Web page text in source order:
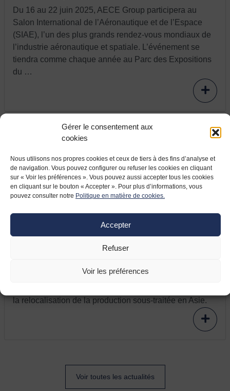
Gérer le consentement aux
cookies
Nous utilisons nos propres cookies et ceux de tiers à des fins d’analyse et
de navigation. Vous pouvez configurer ou refuser les cookies en cliquant
sur « Voir les préférences ». Vous pouvez aussi accepter tous les cookies
en cliquant sur le bouton « Accepter ». Pour plus d’informations, vous
pouvez consulter notre Politique en matière de cookies.
Accepter
Refuser
Voir les préférences
Du 16 au 22 juin 2025, AECE Group participera au
Salon International de l’Aéronautique et de l’Espace
(SIAE), l’un des plus grands rendez-vous mondiaux de
l’industrie aéronautique et spatiale. L’événement se
tiendra comme chaque année au Parc des Expositions
du …
9 JUIN 2021
France relance : l’entreprise Aeva modernise
et relocalise
L’entreprise Aeva située à Fléac (Nouvelle Aquitaine)
turbines d’hélicoptères. L’entreprise pyrénéenne a lancé
la relocalisation de la production sous-traitée en Asie.
Voir toutes les actualités